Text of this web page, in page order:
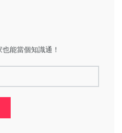
能當個知識通！